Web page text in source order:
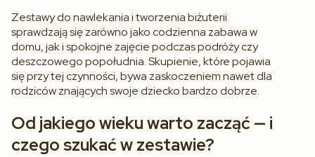
Zestawy do nawlekania i tworzenia biżuterii
sprawdzają się zarówno jako codzienna zabawa w
domu, jak i spokojne zajęcie podczas podróży czy
deszczowego popołudnia. Skupienie, które pojawia
się przy tej czynności, bywa zaskoczeniem nawet dla
rodziców znających swoje dziecko bardzo dobrze.
Od jakiego wieku warto zacząć — i
czego szukać w zestawie?